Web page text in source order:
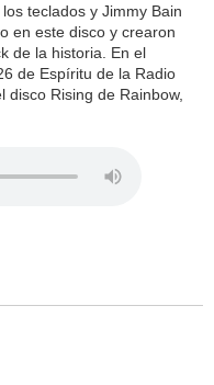
teclados y Jimmy Bain
en este disco y crearon
de la historia. En el
de Espíritu de la Radio
Rising de Rainbow,